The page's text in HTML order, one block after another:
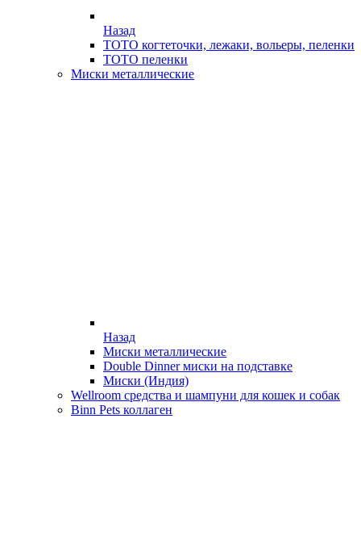
Назад
ТОТО когтеточки, лежаки, вольеры, пеленки
ТОТО пеленки
Миски металлические
Назад
Миски металлические
Double Dinner миски на подставке
Миски (Индия)
Wellroom средства и шампуни для кошек и собак
Binn Pets коллаген